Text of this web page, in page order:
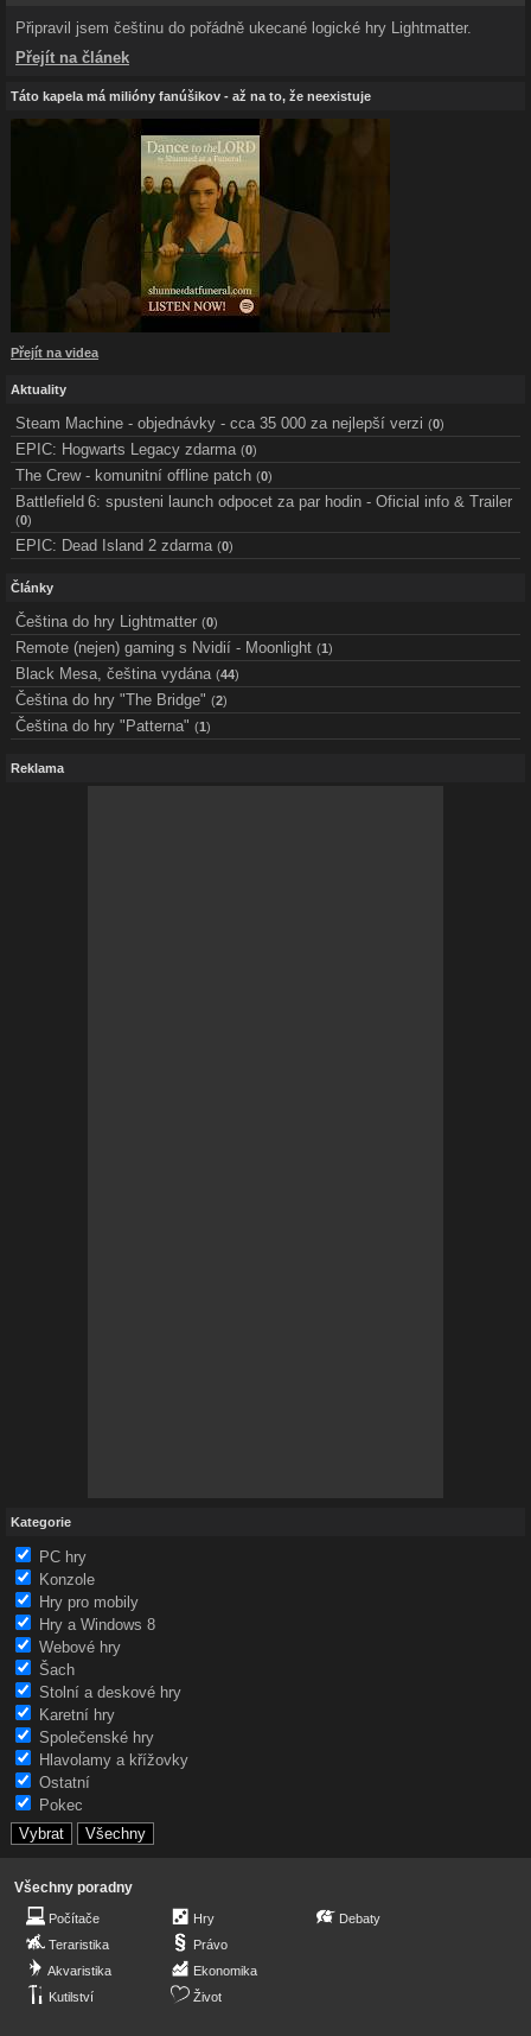
Připravil jsem češtinu do pořádně ukecané logické hry Lightmatter.
Přejít na článek
Táto kapela má milióny fanúšikov - až na to, že neexistuje
Přejít na videa
Aktuality
Steam Machine - objednávky - cca 35 000 za nejlepší verzi (0)
EPIC: Hogwarts Legacy zdarma (0)
The Crew - komunitní offline patch (0)
Battlefield 6: spusteni launch odpocet za par hodin - Oficial info & Trailer
(0)
EPIC: Dead Island 2 zdarma (0)
Články
Čeština do hry Lightmatter (0)
Remote (nejen) gaming s Nvidií - Moonlight (1 )
Black Mesa, čeština vydána (44)
Čeština do hry "The Bridge" (2)
Čeština do hry "Patterna" (1 )
Reklama
Kategorie
PC hry
Konzole
Hry pro mobily
Hry a Windows 8
Webové hry
Šach
Stolní a deskové hry
Karetní hry
Společenské hry
Hlavolamy a křížovky
Ostatní
Pokec
Všechny poradny
Počítače
Teraristika
Akvaristika
Kutilství
Hry
Právo
Ekonomika
Život
Debaty